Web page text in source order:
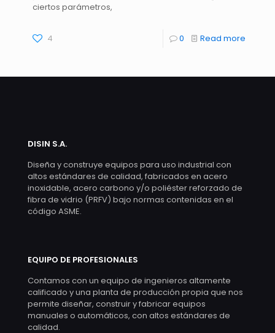
ciertos parámetros,
4 0 Read more
DISIN S.A.
Diseña y construye equipos para uso industrial con
altos estándares de calidad, fabricados en acero
inoxidable, acero carbono y/o poliéster reforzado de
fibra de vidrio (PRFV) bajo normas contenidas en el
código ASME.
EQUIPO DE PROFESIONALES
Contamos con un equipo de ingenieros altamente
calificado y una planta de producción propia que nos
permite diseñar, construir y fabricar equipos
manuales o automáticos, con altos estándares de
calidad.